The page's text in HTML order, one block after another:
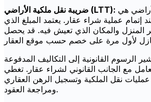
ضريبة نقل ملكية الأراضي (LTT): هي
إتمام عملية شراء عقار. يعتمد المبلغ الذي
المنزل والمكان الذي تعيش فيه. قد يحصل
الرسوم القانونية إلى التكاليف المدفوعة
مع الجانب القانوني لشراء عقار. تغطي
نقل الملكية وتسجيل الرهن العقاري
ومراجعة العقود.